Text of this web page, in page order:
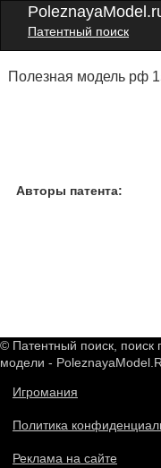
Патентный поиск
Полезная модель рф
Авторы патента:
© Патентный поиск, поиск
модели -
Игромания
Политика
Реклама на сайте